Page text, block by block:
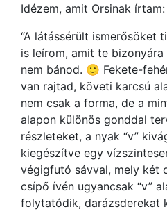
Idézem, amit Orsinak írtam:
“A látássérült ismerősöket
is leírom, amit te
nem bánod. 🙂 Fekete-
van rajtad, követi karcsú
nem csak a forma, de a
alapon különös gonddal
részleteket, a nyak “v”
kiegészítve egy
végigfutó sávval, mely két
csípő ívén ugyancsak “v”
folytatódik, darázsderekat